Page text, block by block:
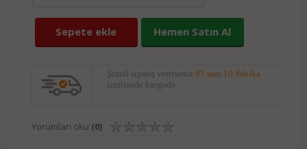
Sepete ekle Hemen Satın Al
Şimdi sipariş verirseniz 85 saat 10 dakika
içerisinde kargoda.
Yorumları oku (0)